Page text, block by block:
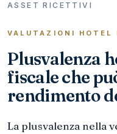
ASSET RICETTIVI
VALUTAZIONI
Plusvalenza
fiscale che
rendimento
La plusvalenza nella